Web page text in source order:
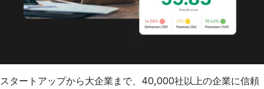
スタートアップから大企業まで、40,000社以上の企業に信頼